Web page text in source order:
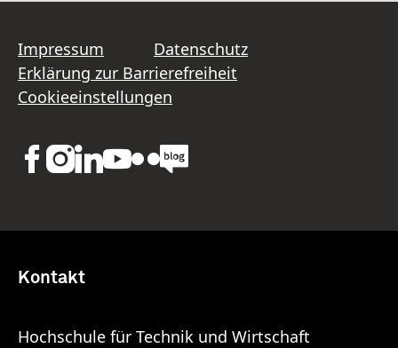
Impressum
Datenschutz
Erklärung zur Barrierefreiheit
Cookieeinstellungen
Kontakt
Hochschule für Technik und Wirtschaft